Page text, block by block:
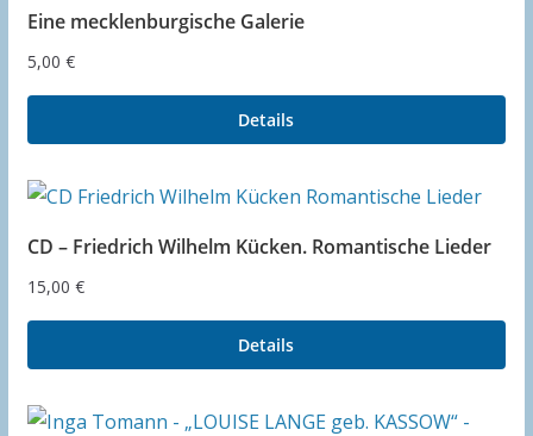
Eine mecklenburgische Galerie
5,00 €
Details
CD – Friedrich Wilhelm Kücken. Romantische Lieder
15,00 €
Details